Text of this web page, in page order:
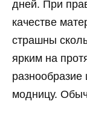
дней. При
качестве
страшны
ярким на
модницу.